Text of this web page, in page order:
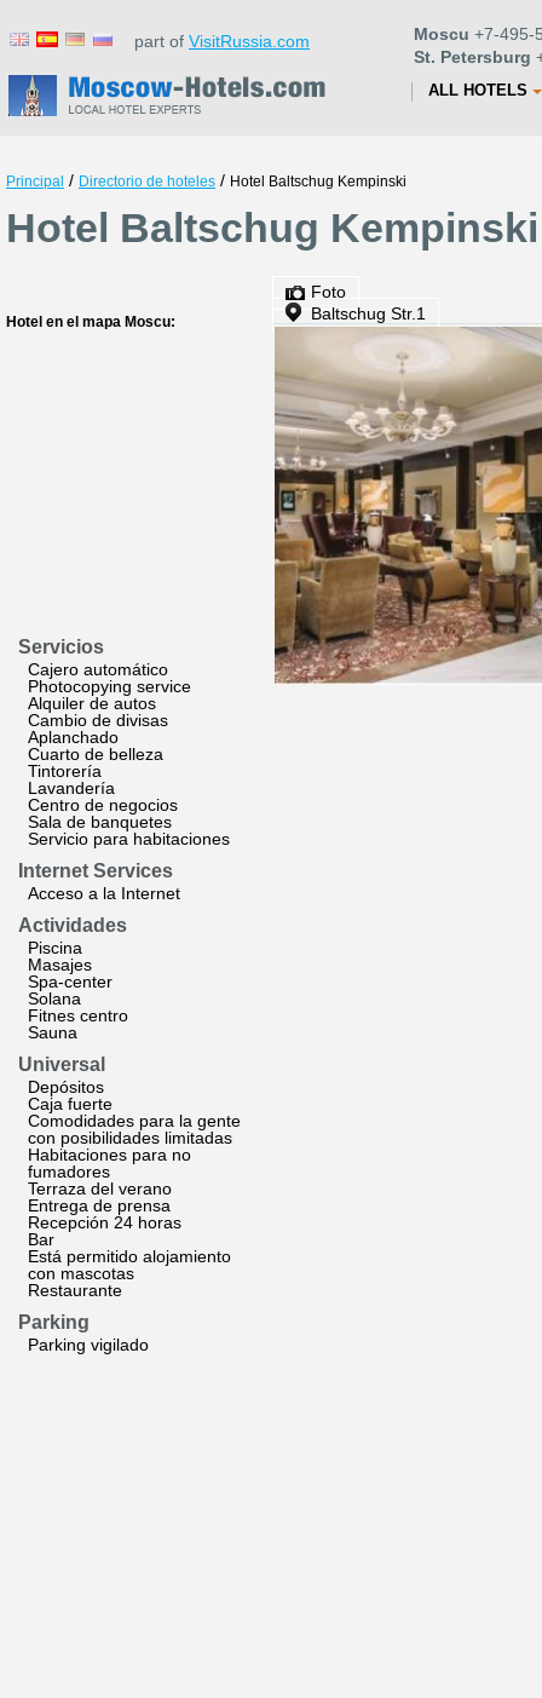
part of VisitRussia.com Moscu +7-495-
St. Petersburg
ALL HOTELS
Principal / Directorio de hoteles / Hotel Baltschug Kempinski
Hotel Baltschug
Hotel en el mapa Moscu:
Servicios
Cajero automático
Photocopying service
Alquiler de autos
Cambio de divisas
Aplanchado
Cuarto de belleza
Tintorería
Lavandería
Centro de negocios
Sala de banquetes
Servicio para habitaciones
Internet Services
Acceso a la Internet
Actividades
Piscina
Masajes
Spa-center
Solana
Fitnes centro
Sauna
Universal
Depósitos
Caja fuerte
Comodidades para la gente
con posibilidades limitadas
Habitaciones para no
fumadores
Terraza del verano
Entrega de prensa
Recepción 24 horas
Bar
Está permitido alojamiento
con mascotas
Restaurante
Parking
Parking vigilado
Foto
Baltschug Str.1